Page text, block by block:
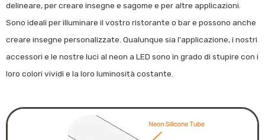
delineare, per creare insegne e sagome e per altre applicazioni.
Sono ideali per illuminare il vostro ristorante o bar e possono anche
creare insegne personalizzate. Qualunque sia l'applicazione, i nostri
accessori e le nostre luci al neon a LED sono in grado di stupire con i
loro colori vividi e la loro luminosità costante.